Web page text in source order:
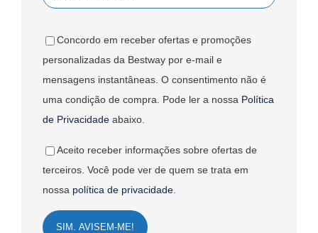
Concordo em receber ofertas e promoções
personalizadas da Bestway por e-mail e
mensagens instantâneas. O consentimento não é
uma condição de compra. Pode ler a nossa Política
de Privacidadeabaixo.
Aceito receber informações sobre ofertas de
terceiros. Você pode ver de quem se trata em
nossa política de privacidade.
SIM. AVISEM-ME!